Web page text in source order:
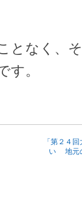
となく、
す。
「第２４
い 地元